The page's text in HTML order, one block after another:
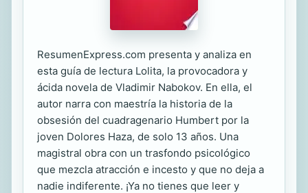
ResumenExpress.com presenta y analiza en
esta guía de lectura Lolita, la provocadora y
ácida novela de Vladimir Nabokov. En ella, el
autor narra con maestría la historia de la
obsesión del cuadragenario Humbert por la
joven Dolores Haza, de solo 13 años. Una
magistral obra con un trasfondo psicológico
que mezcla atracción e incesto y que no deja a
nadie indiferente. ¡Ya no tienes que leer y